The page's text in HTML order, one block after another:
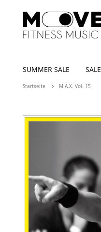
SUMMER SALE SALE
Startseite M.A.X. Vol. 15